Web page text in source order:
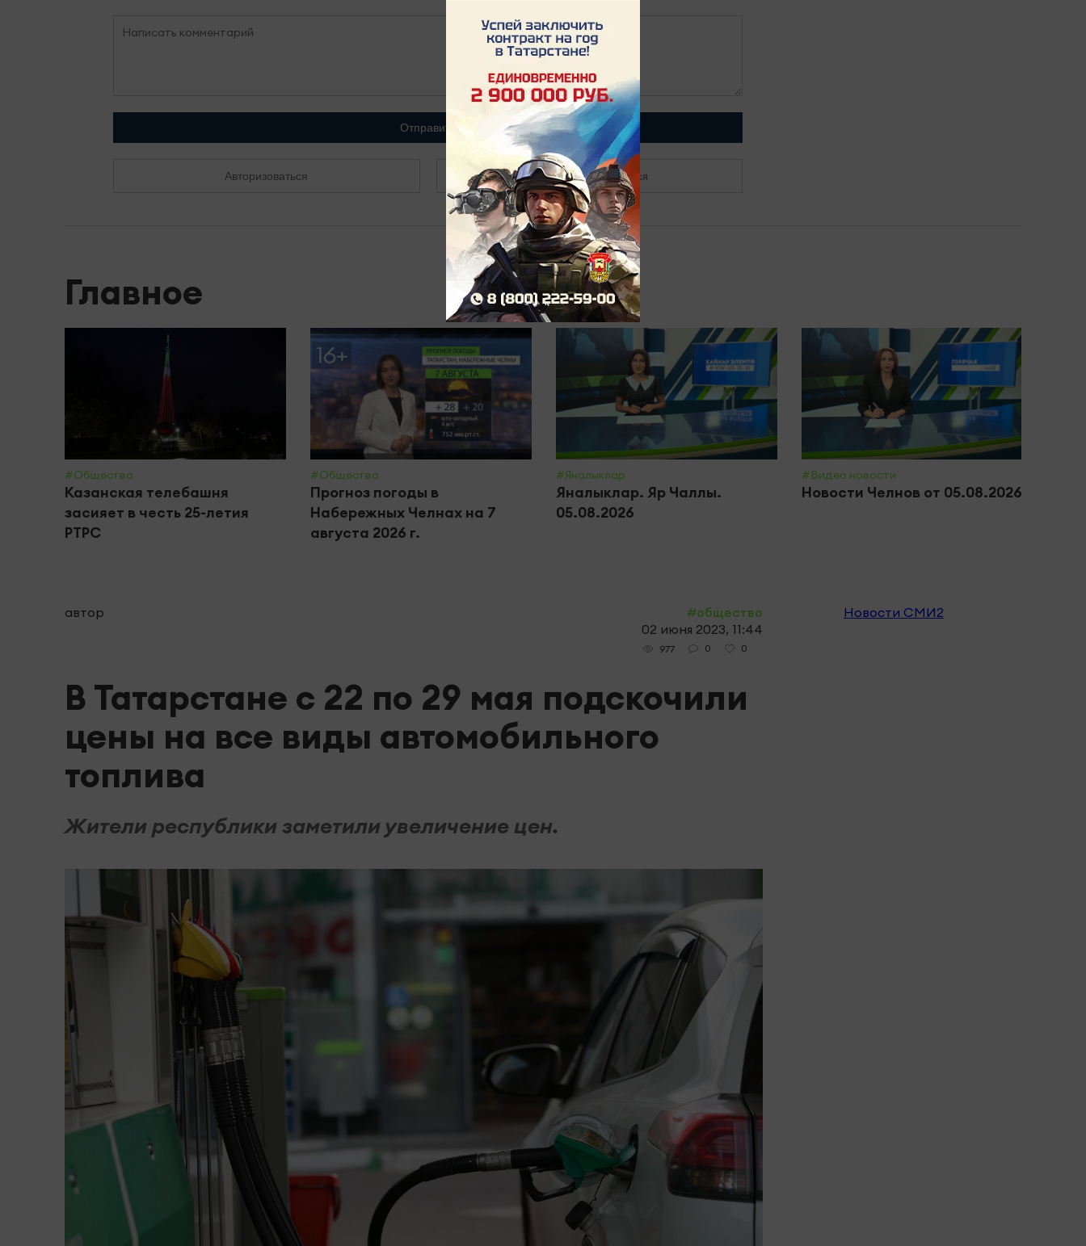
Отправить
Авторизоваться Зарегистрироваться
Главное
#Общество
Казанская телебашня
засияет в честь 25-летия
РТРС
#Общество
Прогноз погоды в
Набережных Челнах на 7
августа 2026 г.
#Яналыклар
Яналыклар. Яр Чаллы.
05.08.2026
#Видео новости
Новости Челнов от 05.08.2026
автор
#общество
02 июня 2023, 11:44
977 0 0
В Татарстане с 22 по 29 мая подскочили
цены на все виды автомобильного
топлива
Жители республики заметили увеличение цен.
Новости СМИ2